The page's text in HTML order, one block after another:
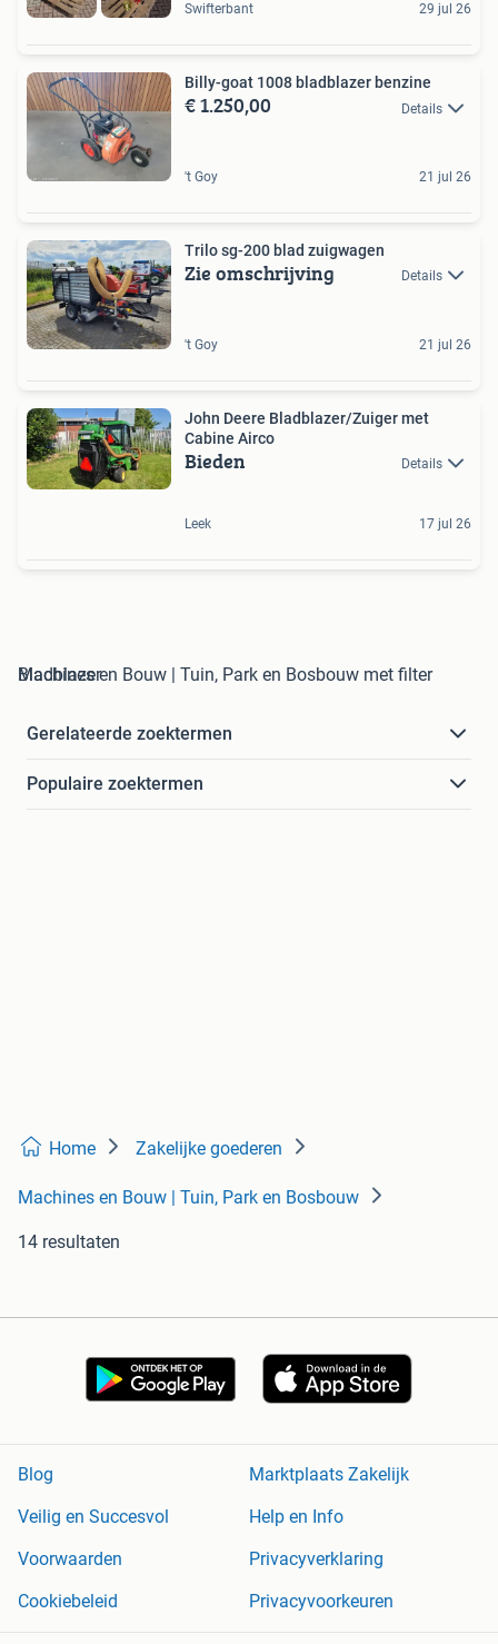
Swifterbant 29 jul 26
Billy-goat 1008 bladblazer benzine
€ 1.250,00 Details
't Goy 21 jul 26
Trilo sg-200 blad zuigwagen
Zie omschrijving Details
't Goy 21 jul 26
John Deere Bladblazer/Zuiger met
Cabine Airco
Bieden Details
Leek 17 jul 26
Machines en Bouw | Tuin, Park en Bosbouw met filter Bladblazer
Gerelateerde zoektermen
Populaire zoektermen
Home Zakelijke goederen
Machines en Bouw | Tuin, Park en Bosbouw
14 resultaten
Blog
Marktplaats Zakelijk
Veilig en Succesvol
Help en Info
Voorwaarden
Privacyverklaring
Cookiebeleid
Privacyvoorkeuren